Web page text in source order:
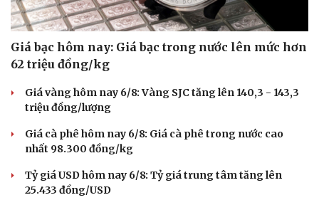
Du lịch
Tư vấn
Săn Tour
check-in
Podcast
Đọc truyện đêm khuya
Cửa sổ tình yêu
Giá bạc hôm nay: Giá bạc trong nước lên mức hơn
62 triệu đồng/kg
Giá vàng hôm nay 6/8: Vàng SJC tăng lên 140,3 - 143,3
triệu đồng/lượng
Giá cà phê hôm nay 6/8: Giá cà phê trong nước cao
nhất 98.300 đồng/kg
Tỷ giá USD hôm nay 6/8: Tỷ giá trung tâm tăng lên
25.433 đồng/USD